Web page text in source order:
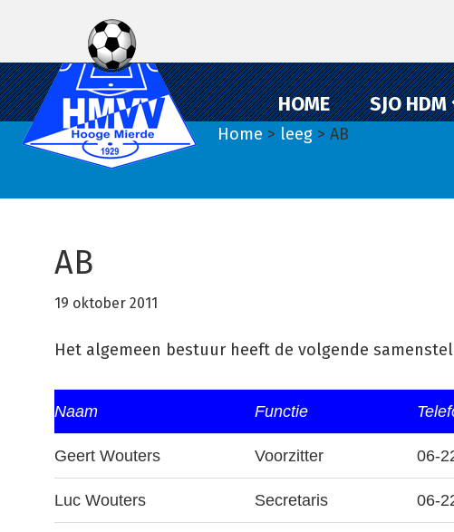
de
hoofdnavigatie
de
hoofd
inhoud
de
eerste
sidebar
HOME SJO HDM
Home > leeg > AB
AB
19 oktober 2011
Het algemeen bestuur heeft de volgende
Naam Functie
Geert Wouters Voorzitter 06-
Luc Wouters Secretaris 06-